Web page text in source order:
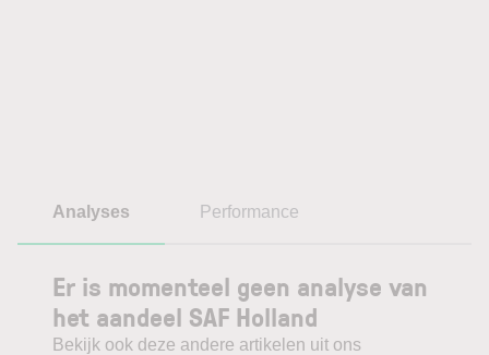
Analyses Performance
Er is momenteel geen analyse van
het aandeel SAF Holland
Bekijk ook deze andere artikelen uit ons